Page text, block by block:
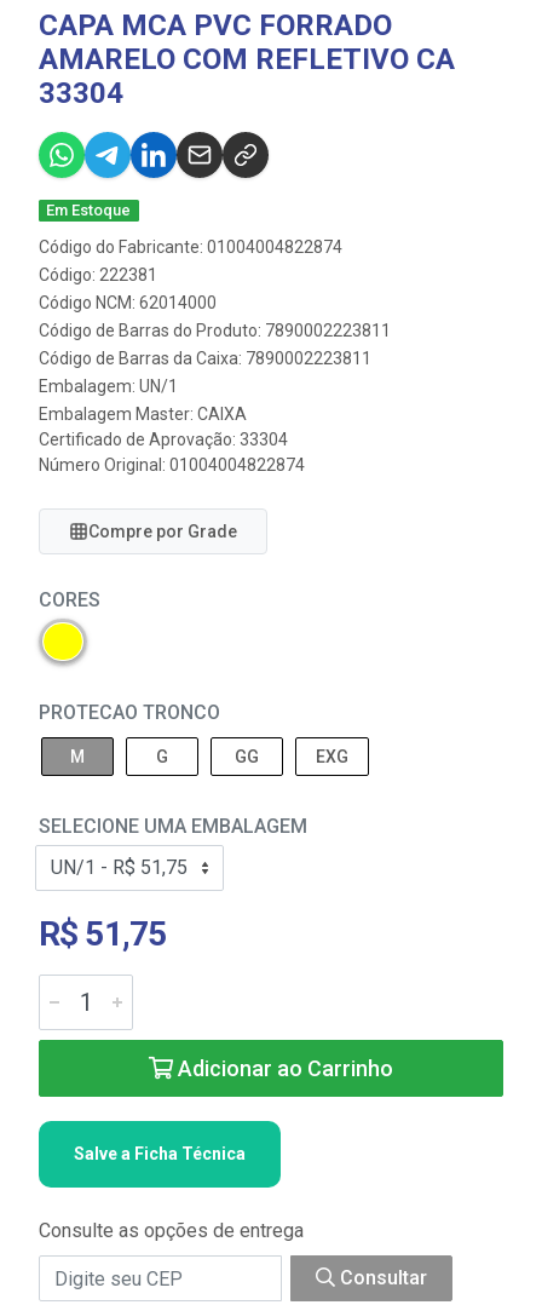
CAPA MCA PVC FORRADO
AMARELO COM REFLETIVO CA
33304
Em Estoque
Código do Fabricante: 01004004822874
Código: 222381
Código NCM: 62014000
Código de Barras do Produto: 7890002223811
Código de Barras da Caixa: 7890002223811
Embalagem: UN/1
Embalagem Master: CAIXA
Certificado de Aprovação: 33304
Número Original: 01004004822874
Compre por Grade
CORES
PROTECAO TRONCO
M G GG EXG
SELECIONE UMA EMBALAGEM
R$ 51,75
Adicionar ao Carrinho
Salve a Ficha Técnica
Consulte as opções de entrega
Consultar